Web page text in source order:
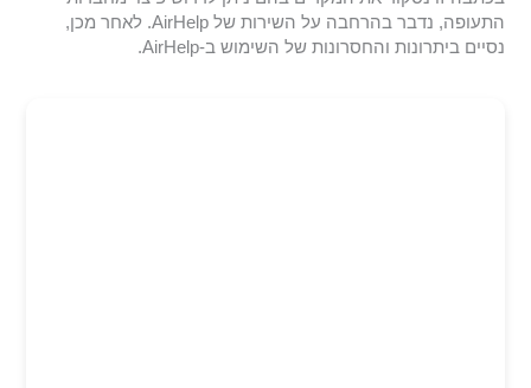
התעופה, נדבר בהרחבה על השירות של AirHelp. לאחר מכן,
נסיים ביתרונות והחסרונות של השימוש ב-AirHelp.